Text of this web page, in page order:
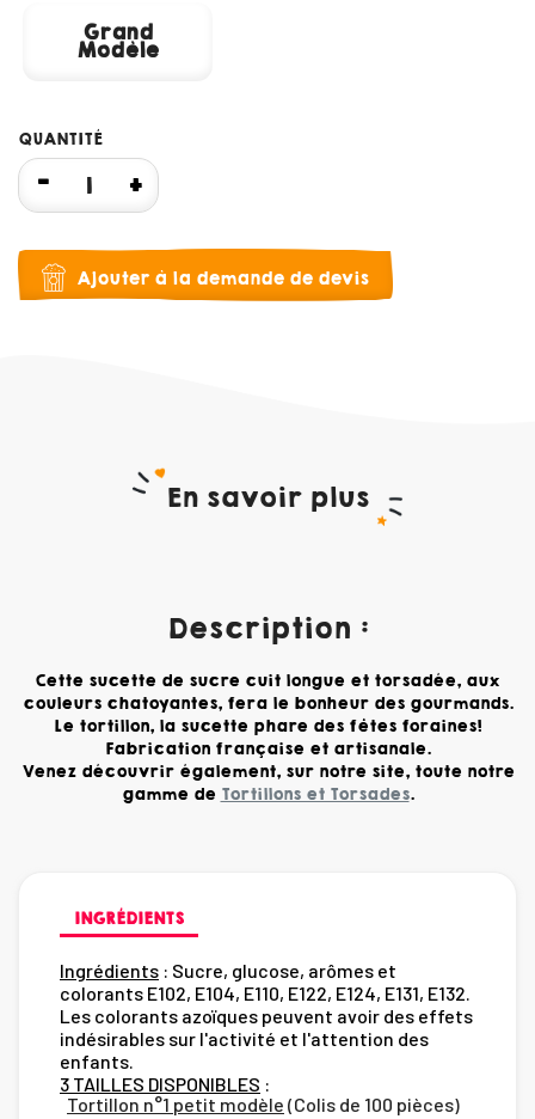
Grand
Modèle
QUANTITÉ
Ajouter à la demande de devis
En savoir plus
Description :
Cette sucette de sucre cuit longue et torsadée, aux
couleurs chatoyantes, fera le bonheur des gourmands.
Le tortillon, la sucette phare des fêtes foraines!
Fabrication française et artisanale.
Venez découvrir également, sur notre site, toute notre
gamme de Tortillons et Torsades.
INGRÉDIENTS
Ingrédients : Sucre, glucose, arômes et
colorants E102, E104, E110, E122, E124, E131, E132.
Les colorants azoïques peuvent avoir des effets
indésirables sur l'activité et l'attention des
enfants.
3 TAILLES DISPONIBLES :
Tortillon n°1 petit modèle (Colis de 100 pièces)